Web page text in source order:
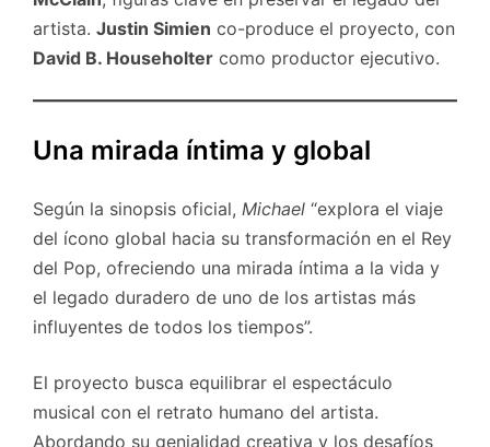
artista. Justin Simien co-produce el proyecto, con
David B. Householter como productor ejecutivo.
Una mirada íntima y global
Según la sinopsis oficial, Michael “explora el viaje
del ícono global hacia su transformación en el Rey
del Pop, ofreciendo una mirada íntima a la vida y
el legado duradero de uno de los artistas más
influyentes de todos los tiempos”.
El proyecto busca equilibrar el espectáculo
musical con el retrato humano del artista.
Abordando su genialidad creativa y los desafíos